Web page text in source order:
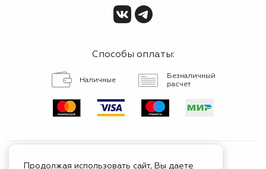
Способы оплаты:
Наличные
Безналичный
расчет
Продолжая использовать сайт, Вы даете